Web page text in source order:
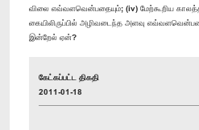
விலை எவ்வளவென்பதையும்; (iv) மேற்கூறிய
கையிலிருப்பில் அழிவடைந்த அளவு
இன்றேல் ஏன்?
கேட்கப்பட்ட திகதி
2011-01-18